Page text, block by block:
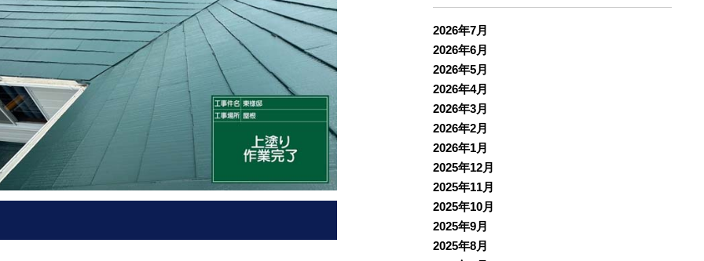
2026年7月
2026年6月
2026年5月
2026年4月
2026年3月
2026年2月
2026年1月
2025年12月
2025年11月
2025年10月
2025年9月
2025年8月